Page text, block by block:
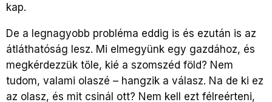
kap.
De a legnagyobb probléma eddig is és ezután is az
átláthatóság lesz. Mi elmegyünk egy gazdához, és
megkérdezzük tőle, kié a szomszéd föld? Nem
tudom, valami olaszé – hangzik a válasz. Na de ki ez
az olasz, és mit csinál ott? Nem kell ezt félreérteni,